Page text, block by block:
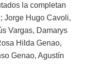
la completan
Jorge Hugo Cavoli,
Vargas, Damarys
Hilda Genao,
Genao, Agustín